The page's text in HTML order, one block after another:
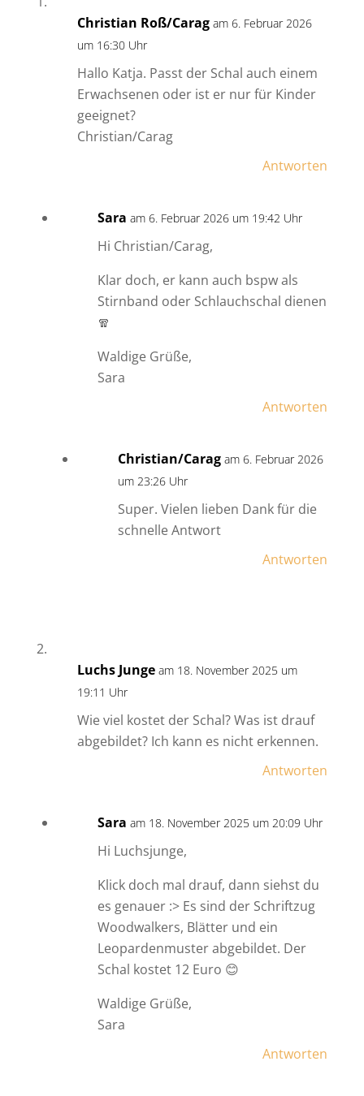
Christian Roß/Carag am 6. Februar 2026
um 16:30 Uhr
Hallo Katja. Passt der Schal auch einem
Erwachsenen oder ist er nur für Kinder
geeignet?
Christian/Carag
Antworten
Sara am 6. Februar 2026 um 19:42 Uhr
Hi Christian/Carag,
Klar doch, er kann auch bspw als
Stirnband oder Schlauchschal dienen
🧣
Waldige Grüße,
Sara
Antworten
Christian/Carag am 6. Februar 2026
um 23:26 Uhr
Super. Vielen lieben Dank für die
schnelle Antwort
Antworten
Luchs Junge am 18. November 2025 um
19:11 Uhr
Wie viel kostet der Schal? Was ist drauf
abgebildet? Ich kann es nicht erkennen.
Antworten
Sara am 18. November 2025 um 20:09 Uhr
Hi Luchsjunge,
Klick doch mal drauf, dann siehst du
es genauer :> Es sind der Schriftzug
Woodwalkers, Blätter und ein
Leopardenmuster abgebildet. Der
Schal kostet 12 Euro 😊
Waldige Grüße,
Sara
Antworten